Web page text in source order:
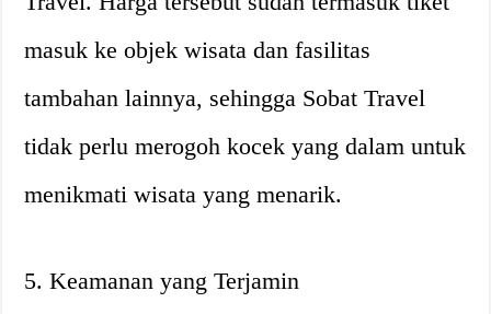
masuk ke objek wisata dan fasilitas
tambahan lainnya, sehingga Sobat Travel
tidak perlu merogoh kocek yang dalam untuk
menikmati wisata yang menarik.
5. Keamanan yang Terjamin